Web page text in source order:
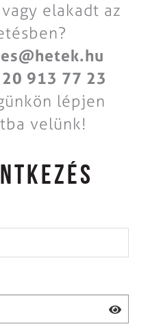
elakadt az
913 77 23
lépjen
velünk!